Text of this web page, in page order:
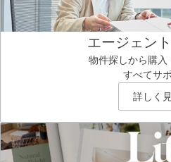
エージェン
物件探しから購入
すべてサ
詳しく